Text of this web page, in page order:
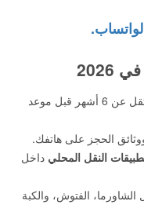
لمدة لا تقل عن 6 أشهر قبل موعد
الحجز على هاتفك.
النقل المحلي داخل
الشاورما، الفتوش، والكبة